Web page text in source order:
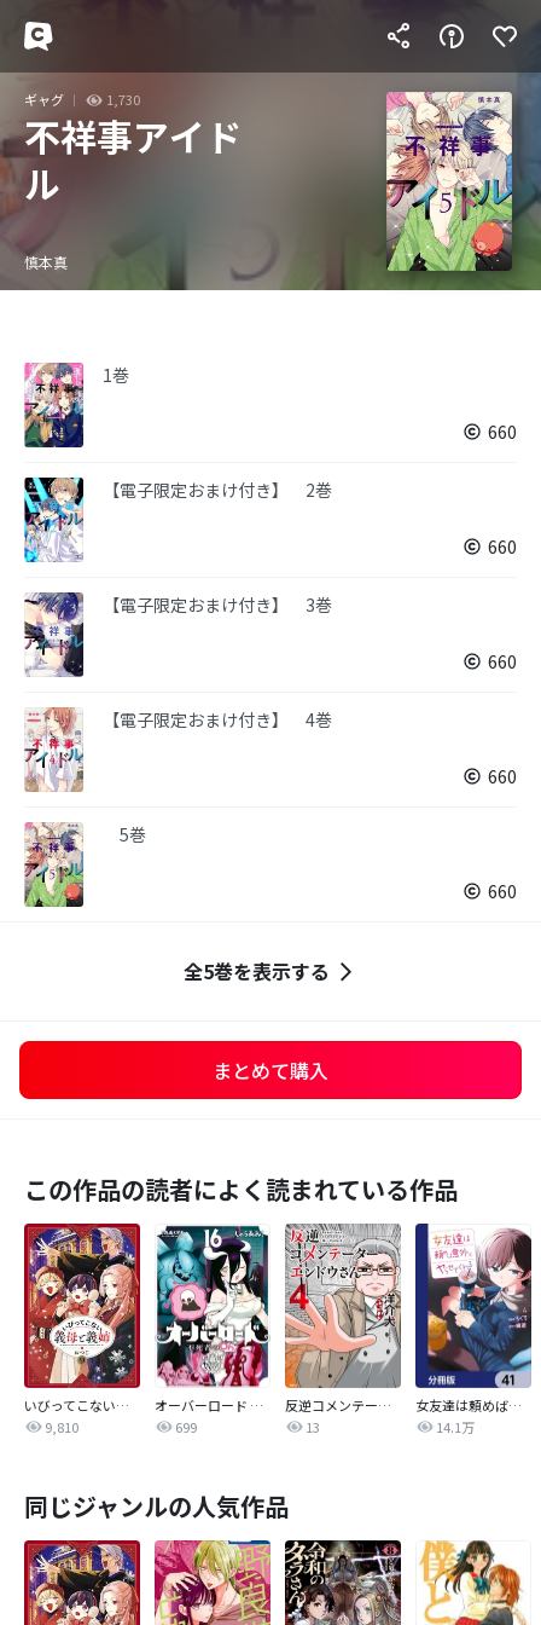
ギャグ 1,730
不祥事アイド
ル
慎本真
1巻
660
【電子限定おまけ付き】 2巻
660
【電子限定おまけ付き】 3巻
660
【電子限定おまけ付き】 4巻
660
5巻
660
全5巻を表示する
まとめて購入
この作品の読者によく読まれている作品
いびってこない義母と義姉
9,810
オーバーロード 不死者のOh!
699
反逆コメンテーターエンドウさん
13
女友達は頼めば意外とヤらせてくれる【分冊版】
14.1万
同じジャンルの人気作品